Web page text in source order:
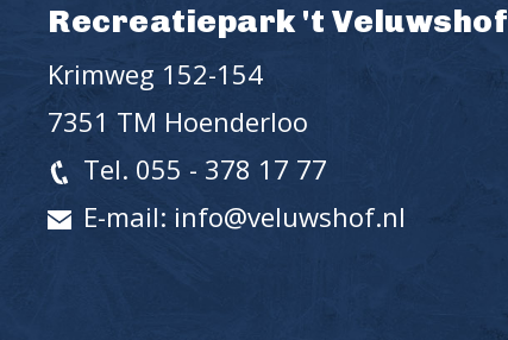
Recreatiepark 't Veluwshof
Krimweg 152-154
7351 TM Hoenderloo
Tel. 055 - 378 17 77
E-mail: info@veluwshof.nl